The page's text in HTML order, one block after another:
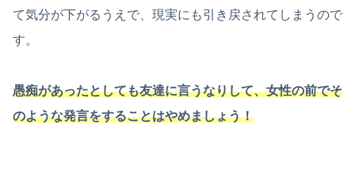
て気分が下がるうえで、現実にも引き戻されてしまうので
す。
愚痴があったとしても友達に言うなりして、女性の前でそ
のような発言をすることはやめましょう！